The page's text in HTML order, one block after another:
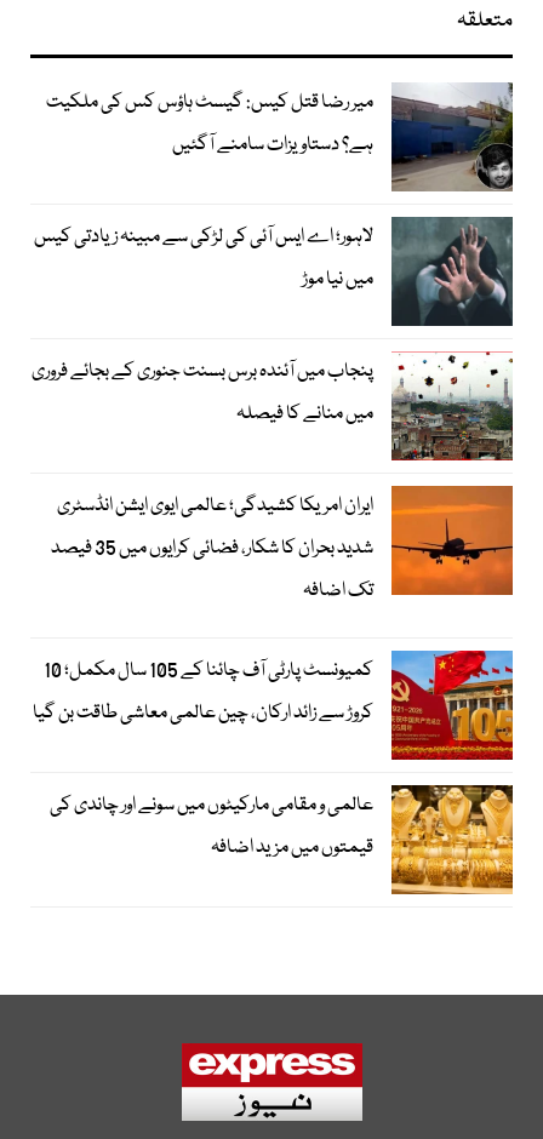
متعلقہ
میر رضا قتل کیس: گیسٹ ہاؤس کس کی ملکیت
ہے؟ دستاویزات سامنے آگئیں
لاہور؛ اے ایس آئی کی لڑکی سے مبینہ زیادتی کیس
میں نیا موڑ
پنجاب میں آئندہ برس بسنت جنوری کے بجائے فروری
میں منانے کا فیصلہ
ایران امریکا کشیدگی؛ عالمی ایوی ایشن انڈسٹری
شدید بحران کا شکار، فضائی کرایوں میں 35 فیصد
تک اضافہ
کمیونسٹ پارٹی آف چائنا کے 105 سال مکمل؛ 10
کروڑ سے زائد ارکان، چین عالمی معاشی طاقت بن گیا
عالمی و مقامی مارکیٹوں میں سونے اور چاندی کی
قیمتوں میں مزید اضافہ